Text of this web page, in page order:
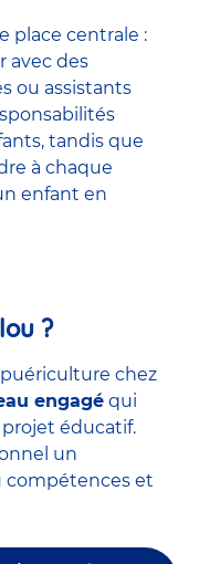
place centrale :
avec des
ou assistants
tandis que
à chaque
enfant en
?
chez
engagé qui
éducatif.
un
et